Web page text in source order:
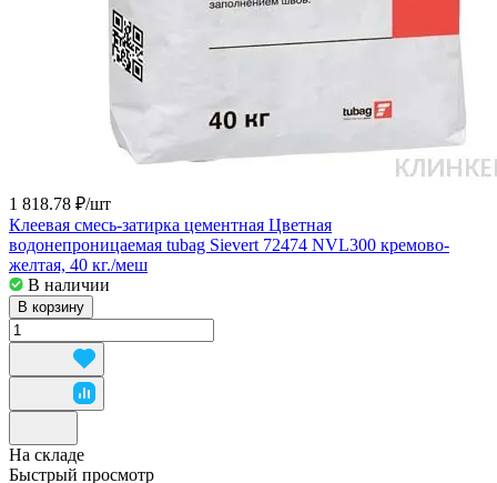
1 818.78 ₽/шт
Клеевая смесь-затирка цементная Цветная
водонепроницаемая tubag Sievert 72474 NVL300 кремово-
желтая, 40 кг./меш
В наличии
В корзину
На складе
Быстрый просмотр